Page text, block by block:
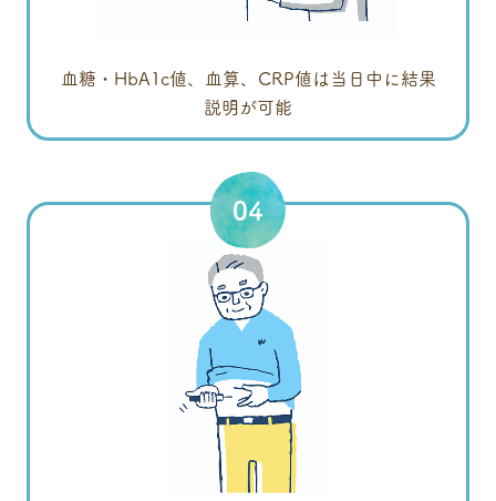
血糖・HbA1c値、血算、CRP値は当日中に結果
説明が可能